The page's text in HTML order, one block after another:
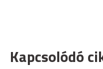
Kapcsolódó